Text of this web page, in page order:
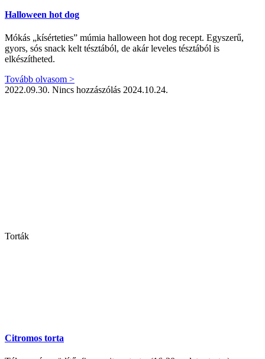
Halloween hot dog
Mókás „kísérteties” múmia halloween hot dog recept. Egyszerű,
gyors, sós snack kelt tésztából, de akár leveles tésztából is
elkészítheted.
Tovább olvasom >
2022.09.30. Nincs hozzászólás 2024.10.24.
Torták
Citromos torta